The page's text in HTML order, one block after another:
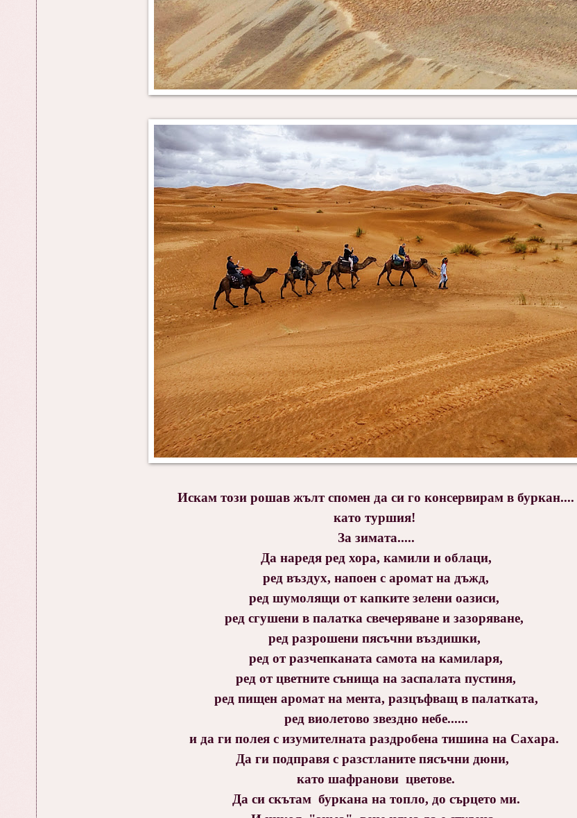
Искам този рошав жълт спомен да си го консервирам в буркан....
като туршия!
За зимата.....
Да наредя ред хора, камили и облаци,
ред въздух, напоен с аромат на дъжд,
ред шумолящи от капките зелени оазиси,
ред сгушени в палатка свечеряване и зазоряване,
ред разрошени пясъчни въздишки,
ред от разчепканата самота на камиларя,
ред от цветните сънища на заспалата пустиня,
ред пищен аромат на мента, разцъфващ в палатката,
ред виолетово звездно небе......
и да ги полея с изумителната раздробена тишина на Сахара.
Да ги подправя с разстланите пясъчни дюни,
като шафранови цветове.
Да си скътам буркана на топло, до сърцето ми.